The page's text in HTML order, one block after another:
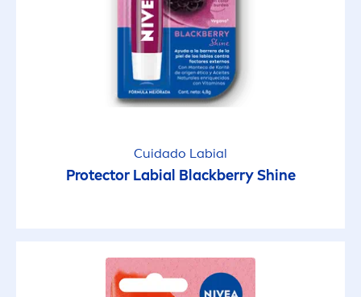
Cuidado Labial
Protector Labial BlackberryShine